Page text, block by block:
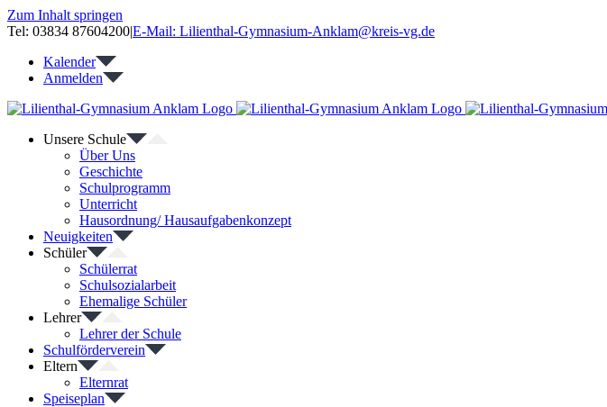
Zum Inhalt springen
Tel: 03834 87604200|E-Mail: Lilienthal-Gymnasium-Anklam@kreis-vg.de
Kalender
Anmelden
Unsere Schule
Über Uns
Geschichte
Schulprogramm
Unterricht
Hausordnung/ Hausaufgabenkonzept
Neuigkeiten
Schüler
Schülerrat
Schulsozialarbeit
Ehemalige Schüler
Lehrer
Lehrer der Schule
Schulförderverein
Eltern
Elternrat
Speiseplan